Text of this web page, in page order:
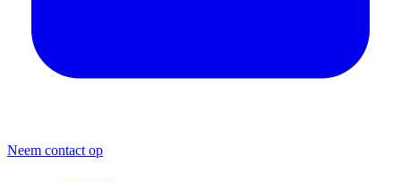
Neem contact op